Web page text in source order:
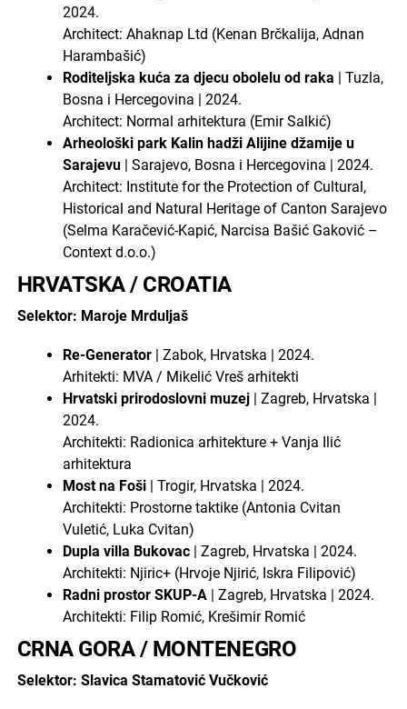
2024.
Architect: Ahaknap Ltd (Kenan Brčkalija, Adnan
Harambašić)
Roditeljska kuća za djecu obolelu od raka | Tuzla,
Bosna i Hercegovina | 2024.
Architect: Normal arhitektura (Emir Salkić)
Arheološki park Kalin hadži Alijine džamije u
Sarajevu| Sarajevo, Bosna i Hercegovina | 2024.
Architect: Institute for the Protection of Cultural,
Historical and Natural Heritage of Canton Sarajevo
(Selma Karačević-Kapić, Narcisa Bašić Gaković –
Context d.o.o.)
HRVATSKA / CROATIA
Selektor: Maroje Mrduljaš
Re-Generator| Zabok, Hrvatska | 2024.
Arhitekti: MVA / Mikelić Vreš arhitekti
Hrvatski prirodoslovni muzej| Zagreb, Hrvatska |
2024.
Architekti: Radionica arhitekture + Vanja Ilić
arhitektura
Most na Foši| Trogir, Hrvatska | 2024.
Architekti: Prostorne taktike (Antonia Cvitan
Vuletić, Luka Cvitan)
Dupla villa Bukovac | Zagreb, Hrvatska | 2024.
Architekti: Njiric+ (Hrvoje Njirić, Iskra Filipović)
Radni prostor SKUP-A| Zagreb, Hrvatska | 2024.
Architekti: Filip Romić, Krešimir Romić
CRNA GORA / MONTENEGRO
Selektor: Slavica Stamatović Vučković